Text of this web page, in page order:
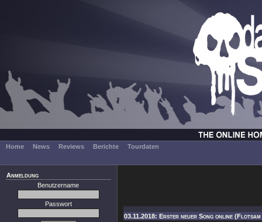
Home News Reviews Berichte Tourdaten
Anmeldung
Benutzername
Passwort
03.11.2018: Erster neuer Song online (Flotsam